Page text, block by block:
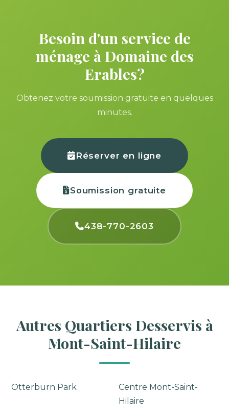
Besoin d'un service de
ménage à Domaine des
Erables?
Obtenez votre soumission gratuite en quelques
minutes.
Réserver en ligne
Soumission gratuite
438-770-2603
Autres Quartiers Desservis à
Mont-Saint-Hilaire
Otterburn Park
Centre Mont-Saint-
Hilaire